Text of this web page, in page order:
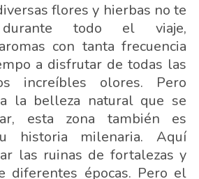
flores y hierbas no te
durante todo el viaje,
con tanta frecuencia
a disfrutar de todas las
increíbles olores. Pero
la belleza natural que se
esta zona también es
historia milenaria. Aquí
las ruinas de fortalezas y
diferentes épocas. Pero el